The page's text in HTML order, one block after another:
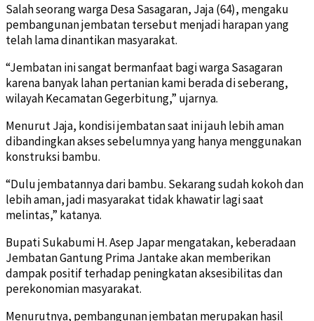
Salah seorang warga Desa Sasagaran, Jaja (64), mengaku
pembangunan jembatan tersebut menjadi harapan yang
telah lama dinantikan masyarakat.
“Jembatan ini sangat bermanfaat bagi warga Sasagaran
karena banyak lahan pertanian kami berada di seberang,
wilayah Kecamatan Gegerbitung,” ujarnya.
Menurut Jaja, kondisi jembatan saat ini jauh lebih aman
dibandingkan akses sebelumnya yang hanya menggunakan
konstruksi bambu.
“Dulu jembatannya dari bambu. Sekarang sudah kokoh dan
lebih aman, jadi masyarakat tidak khawatir lagi saat
melintas,” katanya.
Bupati Sukabumi H. Asep Japar mengatakan, keberadaan
Jembatan Gantung Prima Jantake akan memberikan
dampak positif terhadap peningkatan aksesibilitas dan
perekonomian masyarakat.
Menurutnya, pembangunan jembatan merupakan hasil